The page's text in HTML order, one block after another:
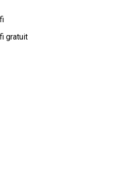
gratuit